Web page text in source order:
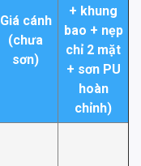
Giá cánh
(chưa
sơn)
+ khung
bao + nẹp
chỉ 2 mặt
+ sơn PU
hoàn
chỉnh)